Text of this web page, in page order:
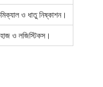
ও ধাতু নিষ্কাশন।
ও লজিস্টিকস।